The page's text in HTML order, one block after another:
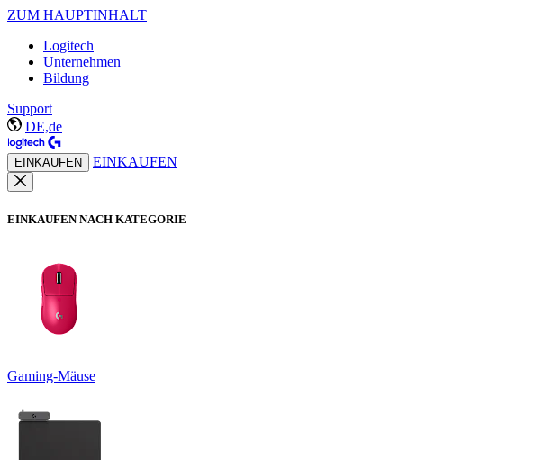
ZUM HAUPTINHALT
Logitech
Unternehmen
Bildung
Support
DE,de
EINKAUFEN EINKAUFEN
EINKAUFEN NACH KATEGORIE
Gaming-Mäuse